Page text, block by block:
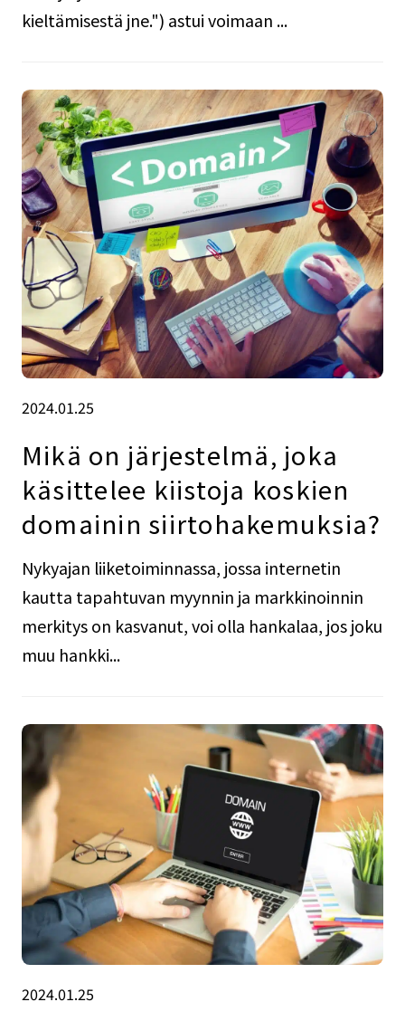
kieltämisestä jne.") astui voimaan ...
2024.01.25
Mikä on järjestelmä, joka
käsittelee kiistoja koskien
domainin siirtohakemuksia?
Nykyajan liiketoiminnassa, jossa internetin
kautta tapahtuvan myynnin ja markkinoinnin
merkitys on kasvanut, voi olla hankalaa, jos joku
muu hankki...
2024.01.25